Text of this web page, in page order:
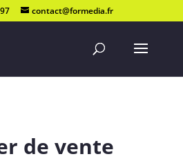
contact@formedia.fr
de vente